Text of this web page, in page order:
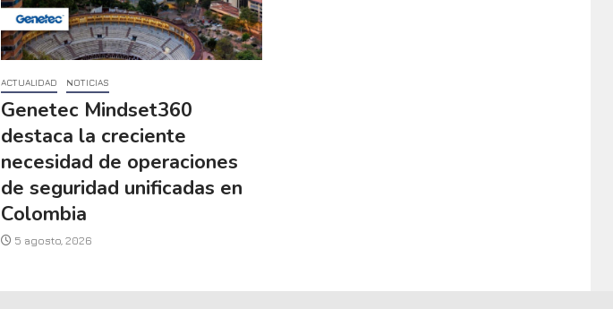
ACTUALIDAD NOTICIAS
Genetec Mindset360
destaca la creciente
necesidad de operaciones
de seguridad unificadas en
Colombia
5 agosto, 2026